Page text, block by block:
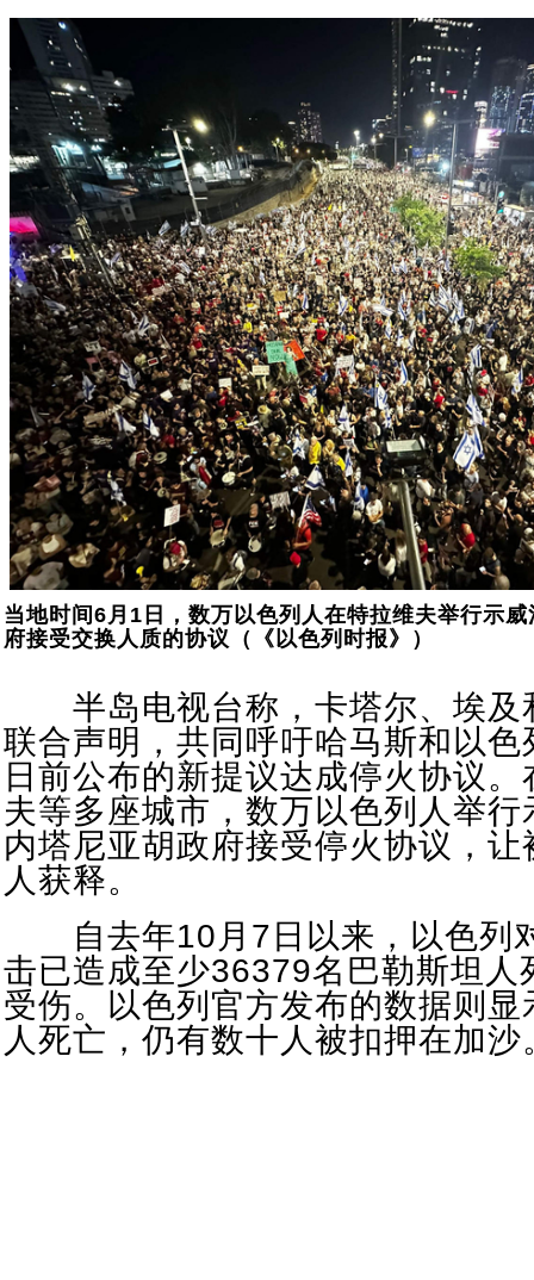
当地时间6月1日，数万以色列人在特拉维夫举行示
府接受交换人质的协议（《以色列时报》）
半岛电视台称，卡塔尔、埃及
联合声明，共同呼吁哈马斯和以
日前公布的新提议达成停火协议
夫等多座城市，数万以色列人举
内塔尼亚胡政府接受停火协议，
人获释。
自去年10月7日以来，以色列
击已造成至少36379名巴勒斯坦人
受伤。以色列官方发布的数据则
人死亡，仍有数十人被扣押在加沙